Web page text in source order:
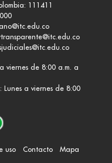
111411
viernes de 8:00 a.m. a
a viernes de 8:00
uso Contacto
Mapa